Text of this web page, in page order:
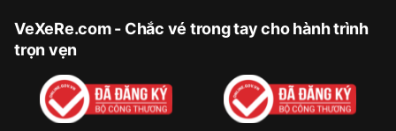
VeXeRe.com - Chắc vé trong tay cho hành trình
trọn vẹn